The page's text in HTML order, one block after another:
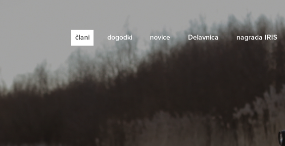
člani dogodki novice Delavnica nagrada IRIS